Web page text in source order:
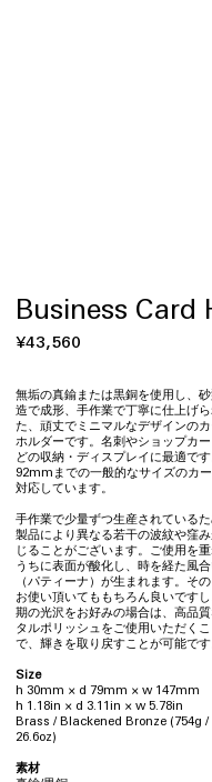
Business Card
通
価
格
¥43,560
無垢の真鍮または黒銅を使用し、
造で成形、手作業で丁寧に仕上げ
た、頑丈でミニマルなデザインのカ
ホルダーです。名刺やショップカー
どの収納・ディスプレイに最適です
92mmまでの一般的なサイズのカ
対応しています。
手作業で少量ずつ生産されているた
製品により異なる若干の波紋や窪み
じることがございます。ご使用を
うちに表面が酸化し、時を経た風
（パティーナ）が生まれます。その
お使い頂いてももちろん良いですし
期の光沢をお好みの場合は、高品質
タルポリッシュをご使用いただくこ
で、輝きを取り戻すことが可能です
Size
h 30mm × d 79mm × w 147mm
h 1.18in × d 3.11in × w 5.78in
Brass / Blackened Bronze (754g /
26.6oz)
素材